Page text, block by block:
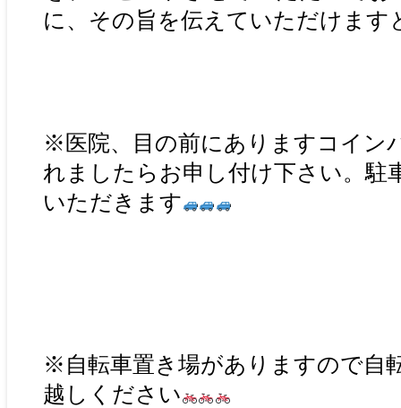
に、その旨を伝えていただけます
※医院、目の前にありますコイン
れましたらお申し付け下さい。駐
いただきます
※自転車置き場がありますので自
越しください